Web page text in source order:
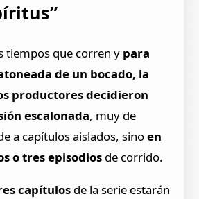
tiempos que corren y para
de un bocado, la
productores decidieron
escalonada, muy de
a capítulos aislados, sinoen
o tres episodios de corrido.
capítulos de la serie estarán